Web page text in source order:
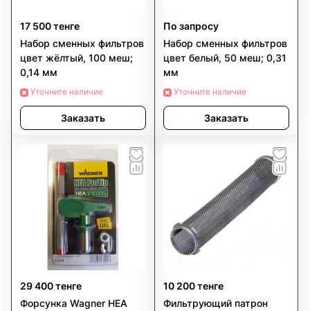
17 500 тенге
Набор сменных фильтров
цвет жёлтый, 100 меш;
0,14 мм
Уточните наличие
Заказать
По запросу
Набор сменных фильтров
цвет белый, 50 меш; 0,31
мм
Уточните наличие
Заказать
29 400 тенге
Форсунка Wagner HEA
10 200 тенге
Фильтрующий патрон